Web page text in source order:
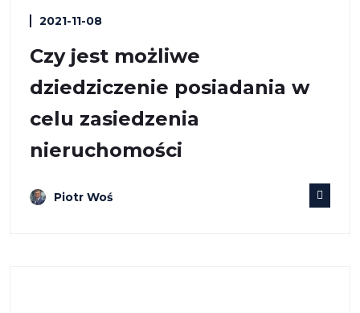
2021-11-08
Czy jest możliwe
dziedziczenie posiadania w
celu zasiedzenia
nieruchomości
Piotr Woś